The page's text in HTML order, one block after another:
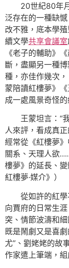
20世紀80年
泛存在的一種缺
改不雅，底本學
續文學共享會議室
《老子的輔助》
斷，盡顯另一種
種，亦佳作幾次
蒙陪讀紅樓夢》
成一處風景奇怪
王蒙坦言：“
人來評，看成真
經常從《紅樓夢
關系、天理人欲
樓夢》的延長、
紅樓夢·媒介》）
從如許的紅
向賈府的日常生
突、情節波濤和
既是鬧劇又是喜
尤”、劉姥姥的故
作家遣上筆端，